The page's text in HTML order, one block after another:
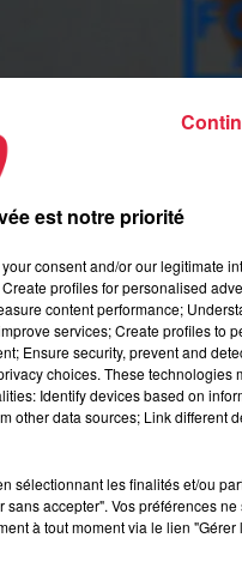
est notre priorité
consent and/or our legitimate
profiles for personalised
content performance;
services; Create profiles to
Ensure security, prevent and
choices. These technologies
Identify devices based on
other data sources; Link different
sélectionnant les finalités et/ou
accepter". Vos préférences
à tout moment via le lien